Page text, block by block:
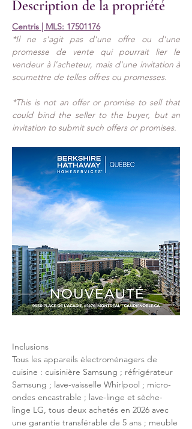
Description de la propriété
Centris | MLS: 17501176
*Il ne s'agit pas d'une offre ou d'une
promesse de vente qui pourrait lier le
vendeur à l'acheteur, mais d'une invitation à
soumettre de telles offres ou promesses.
*This is not an offer or promise to sell that
could bind the seller to the buyer, but an
invitation to submit such offers or promises.
Inclusions
Tous les appareils électroménagers de
cuisine : cuisinière Samsung ; réfrigérateur
Samsung ; lave-vaisselle Whirlpool ; micro-
ondes encastrable ; lave-linge et sèche-
linge LG, tous deux achetés en 2026 avec
une garantie transférable de 5 ans ; meuble